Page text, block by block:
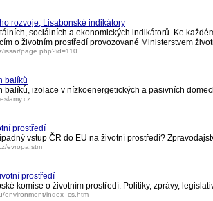
rozvoje, Lisabonské indikátory
sociálních a ekonomických indikátorů. Ke
o životním prostředí provozované Ministerstvem
issar/page.php?id=110
balíků
balíků, izolace v nízkoenergetických a pasivních
prostředí
vstup ČR do EU na životní prostředí?
evropa.stm
prostředí
komise o životním prostředí. Politiky, zprávy,
environment/index_cs.htm